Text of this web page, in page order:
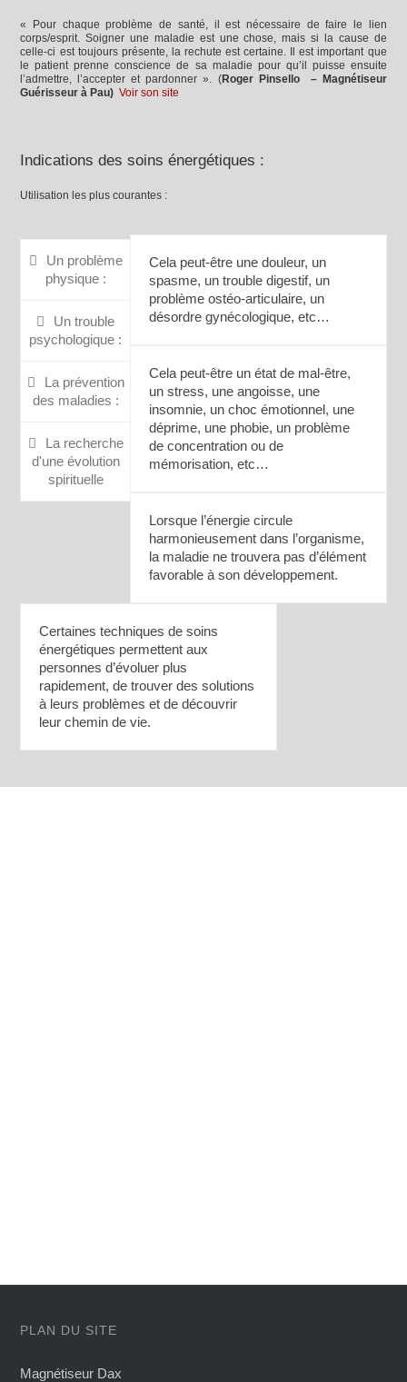
« Pour chaque problème de santé, il est nécessaire de faire le lien
corps/esprit. Soigner une maladie est une chose, mais si la cause de
celle-ci est toujours présente, la rechute est certaine. Il est important que
le patient prenne conscience de sa maladie pour qu’il puisse ensuite
l’admettre, l’accepter et pardonner ». (Roger Pinsello – Magnétiseur
Guérisseur à Pau) Voir son site
Indications des soins énergétiques :
Utilisation les plus courantes :
Un problème
physique :
Un trouble
psychologique :
La prévention
des maladies :
La recherche
d'une évolution
spirituelle
Cela peut-être une douleur, un
spasme, un trouble digestif, un
problème ostéo-articulaire, un
désordre gynécologique, etc…
Cela peut-être un état de mal-être,
un stress, une angoisse, une
insomnie, un choc émotionnel, une
déprime, une phobie, un problème
de concentration ou de
mémorisation, etc…
Lorsque l’énergie circule
harmonieusement dans l’organisme,
la maladie ne trouvera pas d’élément
favorable à son développement.
Certaines techniques de soins
énergétiques permettent aux
personnes d’évoluer plus
rapidement, de trouver des solutions
à leurs problèmes et de découvrir
leur chemin de vie.
PLAN DU SITE
Magnétiseur Dax